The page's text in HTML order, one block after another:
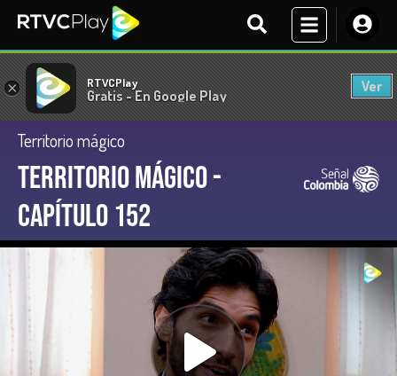
× RTVCPlay
Gratis - En Google Play
Ver
Territorio mágico
Territorio Mágico -
Capítulo 152